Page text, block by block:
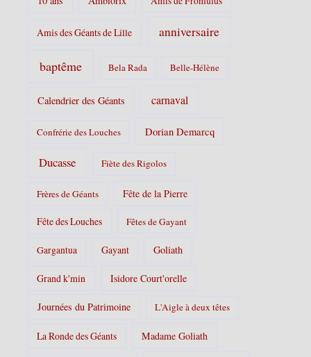
Amis des Géants de Lille anniversaire
baptême Bela Rada Belle-Hélène
Calendrier des Géants carnaval
Confrérie des Louches Dorian Demarcq
Ducasse Fiète des Rigolos
Frères de Géants Fête de la Pierre
Fête des Louches Fêtes de Gayant
Gargantua Gayant Goliath
Grand k'min Isidore Court'orelle
Journées du Patrimoine L'Aigle à deux têtes
La Ronde des Géants Madame Goliath